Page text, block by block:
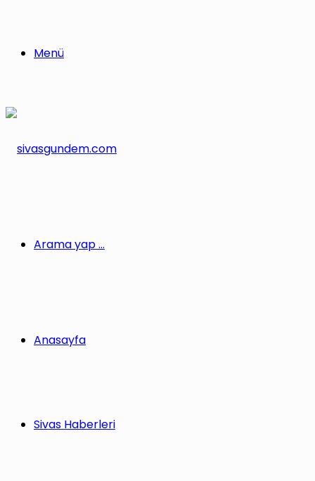
Menü
Arama yap ...
Anasayfa
Sivas Haberleri